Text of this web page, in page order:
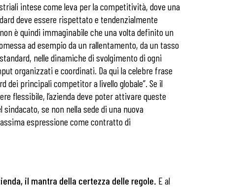
intese come leva per la competitività, dove una
deve essere rispettato e tendenzialmente
è quindi immaginabile che una volta definito un
ad esempio da un rallentamento, da un tasso
nelle dinamiche di svolgimento di ogni
organizzati e coordinati. Da qui la celebre frase
dei principali competitor a livello globale”. Se il
flessibile, l’azienda deve poter attivare queste
se non nella sede di una nuova
espressione come contratto di
il mantra della certezza delle regole. E al